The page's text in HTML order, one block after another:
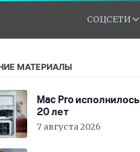
СОЦСЕТИ
МАТЕРИАЛЫ
Mac Pro исполнилось
20 лет
7 августа 2026